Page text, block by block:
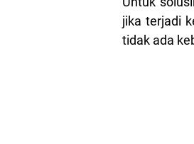
jika terjadi
tidak ada